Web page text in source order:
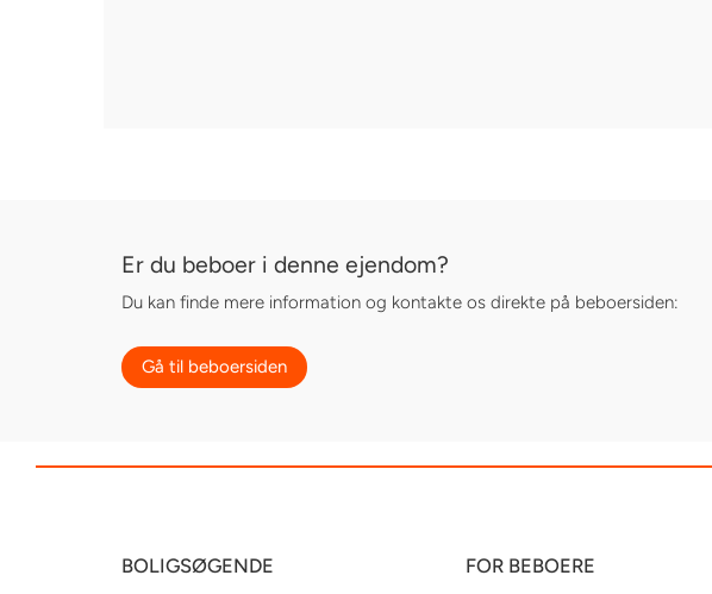
Er du beboer i denne ejendom?
Du kan finde mere information og kontakte os direkte på beboersiden:
Gå til beboersiden
BOLIGSØGENDE FOR BEBOERE